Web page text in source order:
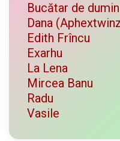
Bucătar de
Dana
Edith Frîncu
Exarhu
La Lena
Mircea Banu
Radu
Vasile